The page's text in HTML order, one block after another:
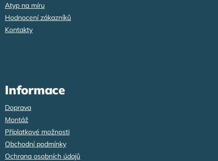
Atyp na míru
Hodnocení zákazníků
Kontakty
Informace
Doprava
Montáž
Příplatkové možnosti
Obchodní podmínky
Ochrana osobních údajů